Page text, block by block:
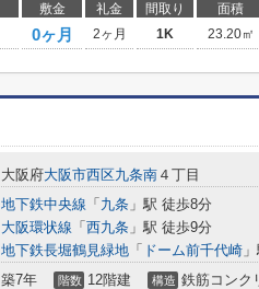
敷金 礼金 間取り 面積
0ヶ月 2ヶ月 1K 23.20㎡
大阪府大阪市西区九条南 ４丁目
地下鉄中央線 「 九条 」駅 徒歩8分
大阪環状線 「 西九条 」駅 徒歩9分
地下鉄長堀鶴見緑地 「 ドーム前千代崎
築7年 階数 12階建 構造 鉄筋コンク